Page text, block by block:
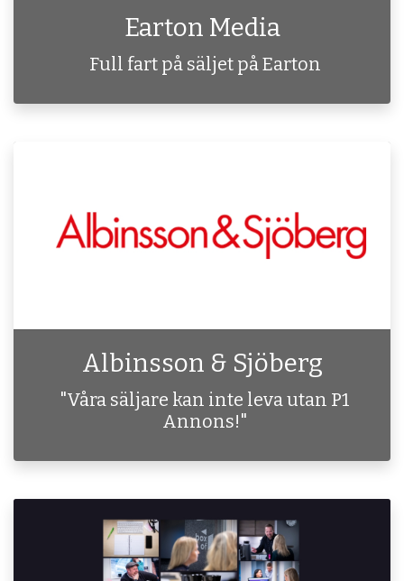
Earton Media
Full fart på säljet på Earton
Albinsson & Sjöberg
"Våra säljare kan inte leva utan P1
Annons!"